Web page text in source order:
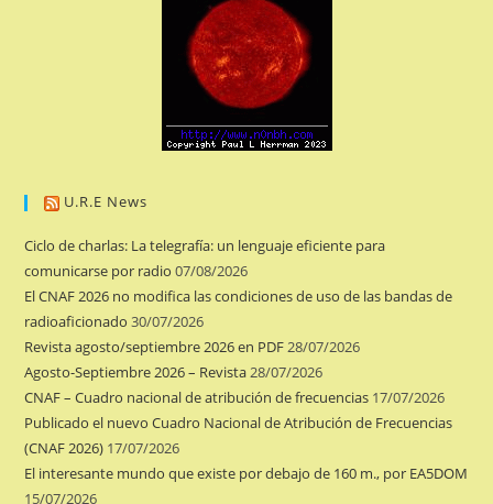
U.R.E News
Ciclo de charlas: La telegrafía: un lenguaje eficiente para
comunicarse por radio 07/08/2026
El CNAF 2026 no modifica las condiciones de uso de las bandas de
radioaficionado 30/07/2026
Revista agosto/septiembre 2026 en PDF 28/07/2026
Agosto-Septiembre 2026 – Revista 28/07/2026
CNAF – Cuadro nacional de atribución de frecuencias 17/07/2026
Publicado el nuevo Cuadro Nacional de Atribución de Frecuencias
(CNAF 2026) 17/07/2026
El interesante mundo que existe por debajo de 160 m., por EA5DOM
15/07/2026